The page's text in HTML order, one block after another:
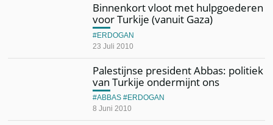
Binnenkort vloot met hulpgoederen
voor Turkije (vanuit Gaza)
23 Juli 2010
ERDOGAN
Palestijnse president Abbas: politiek
van Turkije ondermijnt ons
8 Juni 2010
ABBAS ERDOGAN